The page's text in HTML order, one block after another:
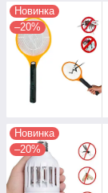
Новинка
–20%
Новинка
–20%